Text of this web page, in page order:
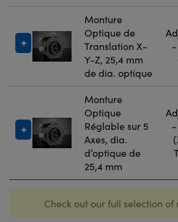
Monture
Optique de
Translation X-
Y-Z, 25,4 mm
de dia. optique
-
Monture
Optique
Réglable sur 5
Axes, dia.
d’optique de
25,4 mm
-
Check out our full selection of